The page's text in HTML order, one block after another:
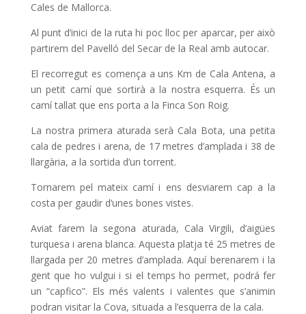
Cales de Mallorca.
Al punt d’inici de la ruta hi poc lloc per aparcar, per això
partirem del Pavelló del Secar de la Real amb autocar.
El recorregut es comença a uns Km de Cala Antena, a
un petit camí que sortirà a la nostra esquerra. És un
camí tallat que ens porta a la Finca Son Roig.
La nostra primera aturada serà Cala Bota, una petita
cala de pedres i arena, de 17 metres d’amplada i 38 de
llargària, a la sortida d’un torrent.
Tornarem pel mateix camí i ens desviarem cap a la
costa per gaudir d’unes bones vistes.
Aviat farem la segona aturada, Cala Virgili, d’aigües
turquesa i arena blanca. Aquesta platja té 25 metres de
llargada per 20 metres d’amplada. Aquí berenarem i la
gent que ho vulgui i si el temps ho permet, podrá fer
un “capfico”. Els més valents i valentes que s’animin
podran visitar la Cova, situada a l’esquerra de la cala.